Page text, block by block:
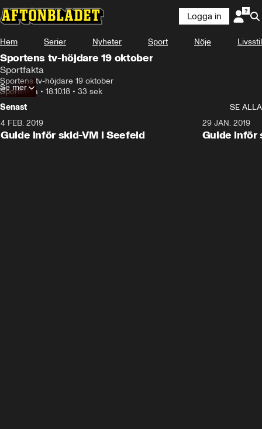
Logga in
Hem Serier Nyheter Sport Nöje Livsstil
Sportens tv-höjdare 19 oktober
Sportfakta
Sportens tv-höjdare 19 oktober
Sportfakta • 18.10.18 • 33 sek
Se mer
Senast
SE ALLA
4 FEB. 2019
Guide inför skid-VM i Seefeld
29 JAN. 2019
Guide inför